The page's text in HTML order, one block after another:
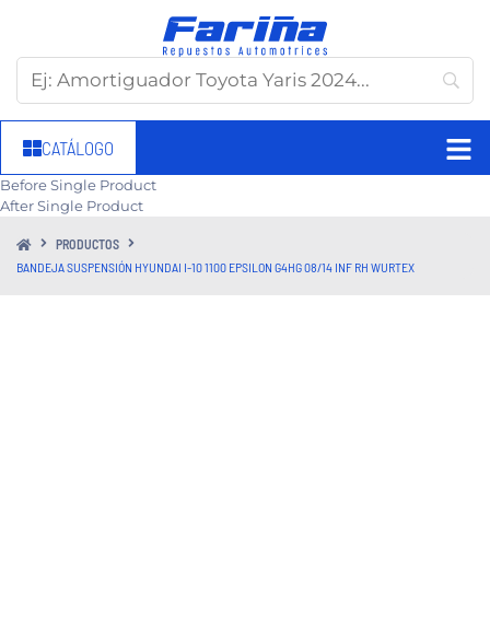
CATÁLOGO
Before Single Product
After Single Product
PRODUCTOS
BANDEJA SUSPENSIÓN HYUNDAI I-10 1100 EPSILON G4HG 08/14 INF RH WURTEX